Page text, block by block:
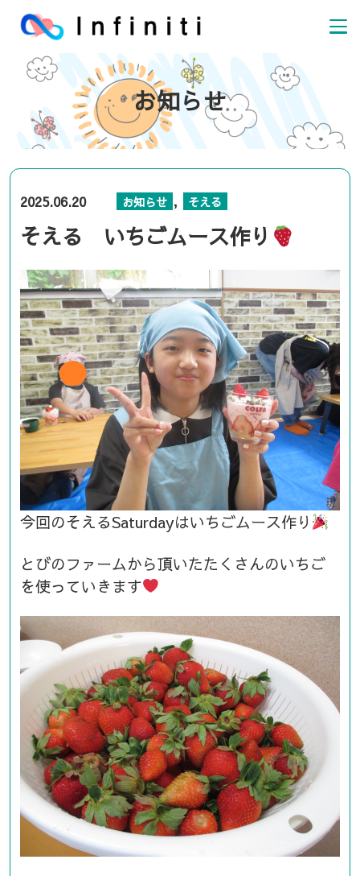
お知らせ
2025.06.20 お知らせ , そえる
そえる いちごムース作り
今回のそえるSaturdayはいちごムース作り
とびのファームから頂いたたくさんのいちご
を使っていきます